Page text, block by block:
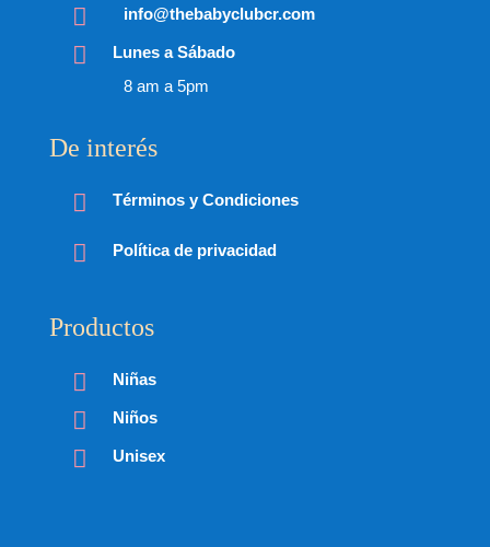
 info@thebabyclubcr.com

Lunes a Sábado
8 am a 5pm
De interés
 Términos y Condiciones
 Política de privacidad
Productos
 Niñas
 Niños
 Unisex